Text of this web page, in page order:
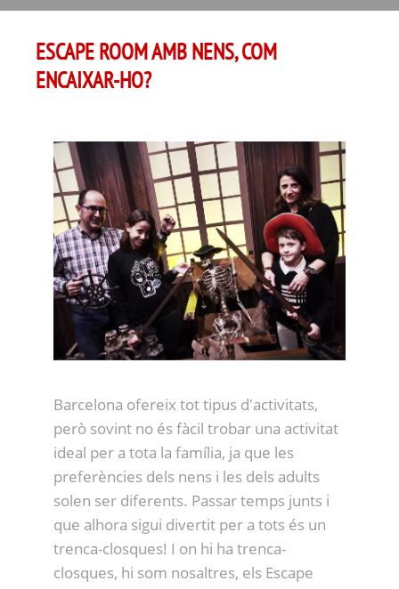
ESCAPE ROOM AMB NENS, COM
ENCAIXAR-HO?
Barcelona ofereix tot tipus d'activitats,
però sovint no és fàcil trobar una activitat
ideal per a tota la família, ja que les
preferències dels nens i les dels adults
solen ser diferents. Passar temps junts i
que alhora sigui divertit per a tots és un
trenca-closques! I on hi ha trenca-
closques, hi som nosaltres, els Escape